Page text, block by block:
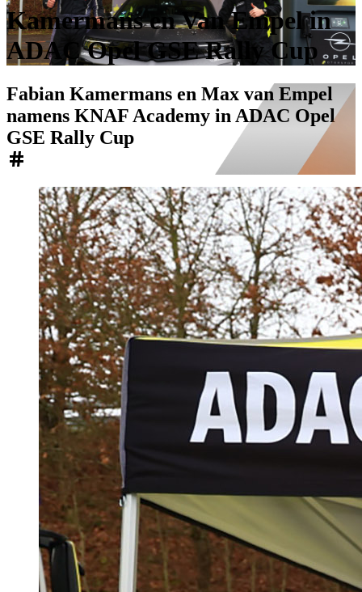
Kamermans en Van Empel in
ADAC Opel GSE Rally Cup
Fabian Kamermans en Max van Empel
namens KNAF Academy in ADAC Opel
GSE Rally Cup